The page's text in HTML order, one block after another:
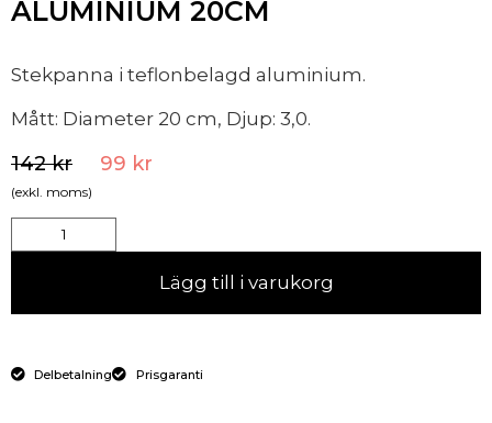
ALUMINIUM 20CM
Stekpanna i teflonbelagd aluminium.
Mått: Diameter 20 cm, Djup: 3,0.
142kr 99 kr
(exkl. moms)
Lägg till i varukorg
Delbetalning Prisgaranti